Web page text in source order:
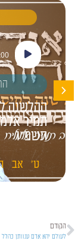
נגן
אודיו
ההלשנה
תמיר
תשפ"ו
ט' אב
הקודם